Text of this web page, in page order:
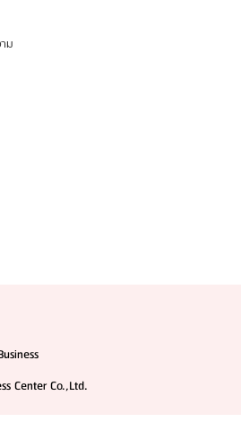
ม
นซี่ศัลยกรรมจีน" เทรนด์โอกาสสร้าง
Center Co.,Ltd.